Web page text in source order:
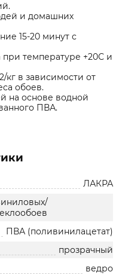
и домашних
15-20 минут с
температуре +20С и
в зависимости от
обоев.
на основе водной
ПВА.
ЛАКРА
ПВА (поливинилацетат)
прозрачный
ведро